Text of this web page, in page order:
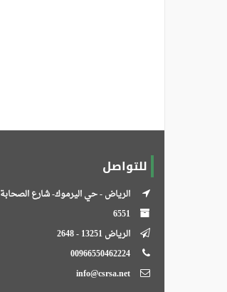
للتواصل
الرياض - حي اليرموك- شارع الصحابة
الرياض 13251 - 2648